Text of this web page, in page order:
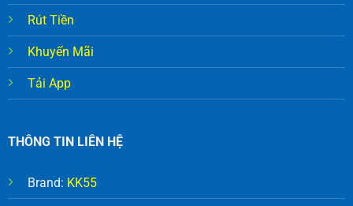
Rút Tiền
Khuyến Mãi
Tải App
THÔNG TIN LIÊN HỆ
Brand: KK55